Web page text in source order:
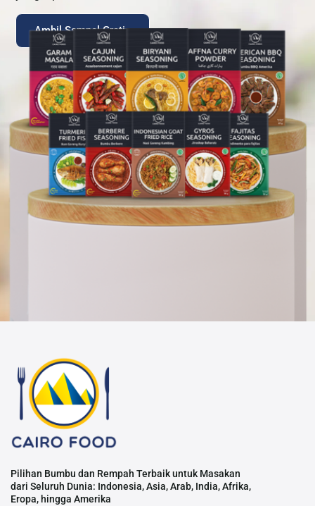
Ambil Sampel Gratis
Pilihan Bumbu dan Rempah Terbaik untuk Masakan
dari Seluruh Dunia: Indonesia, Asia, Arab, India, Afrika,
Eropa, hingga Amerika